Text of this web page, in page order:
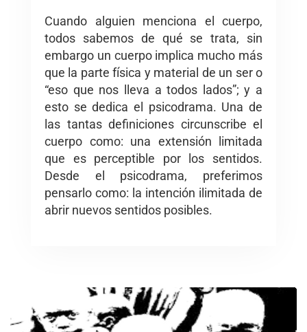
Cuando alguien menciona el cuerpo,
todos sabemos de qué se trata, sin
embargo un cuerpo implica mucho más
que la parte física y material de un ser o
“eso que nos lleva a todos lados”; y a
esto se dedica el psicodrama. Una de
las tantas definiciones circunscribe el
cuerpo como: una extensión limitada
que es perceptible por los sentidos.
Desde el psicodrama, preferimos
pensarlo como: la intención ilimitada de
abrir nuevos sentidos posibles.